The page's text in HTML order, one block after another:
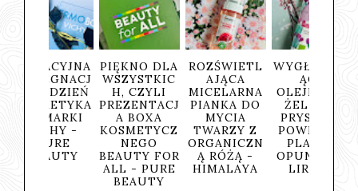
PIĘKNO DLA
WSZYSTKIC
H, CZYLI
PREZENTACJ
A BOXA
KOSMETYCZ
BEAUTY FOR
ALL - PURE
BEAUTY
ROZŚWIETL
AJĄCA
MICELARNA
PIANKA DO
MYCIA
TWARZY Z
ORGANICZN
Ą RÓŻĄ -
HIMALAYA
WYGŁADZAJ
OLEJKOWY
ŻEL POD
PRYSZNIC
POWER OF
PLANTS
OPUNCJA -
LIRENE